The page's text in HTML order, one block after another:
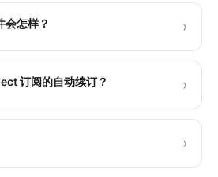
会怎样？ ›
订阅的自动续订？ ›
›